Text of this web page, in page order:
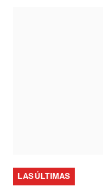
LAS ÚLTIMAS